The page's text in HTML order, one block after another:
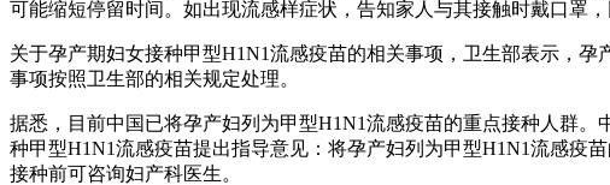
可能缩短停留时间。如出现流感样症状，告知家人与其接触时戴口罩，
关于孕产期妇女接种甲型H1N1流感疫苗的相关事项，卫生部表示，
事项按照卫生部的相关规定处理。
据悉，目前中国已将孕产妇列为甲型H1N1流感疫苗的重点接种人群
种甲型H1N1流感疫苗提出指导意见：将孕产妇列为甲型H1N1流感疫
接种前可咨询妇产科医生。